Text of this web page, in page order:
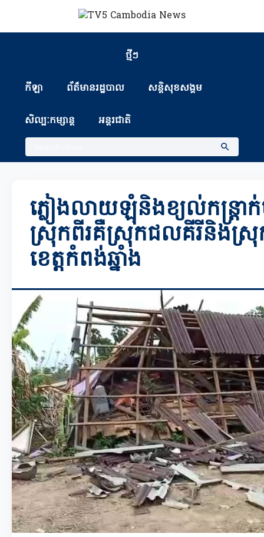
ថ្មីៗ
កីឡា ព័ត៏មានរដ្ឋបាល សន្តិសុខសង្គម
សិល្បៈកម្សាន្ត អន្តរជាតិ
ភ្លៀងលាយឡុំនិងខ្យល់កន្ត្រា
ស្រុកពីរគឺស្រុកជលគីរីនិងស្រុក
ខេត្តកំពង់ឆ្នាំង